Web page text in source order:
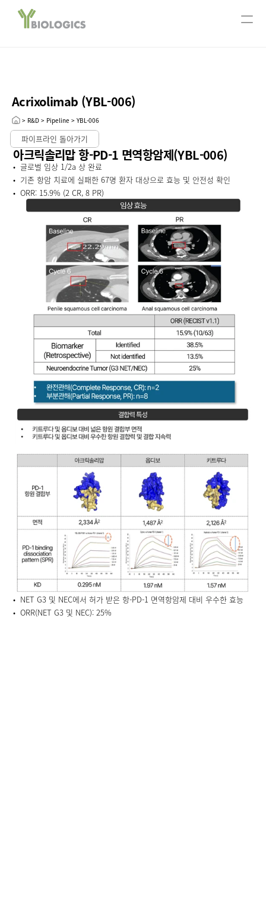
CEO message
Leadership
R&D
연구분야
Technology
Pipeline
Open Innovation
Publication
공시정보
보도자료
공지사항
Acrixolimab (YBL-006)
> R&D > Pipeline > YBL-006
파이프라인 돌아가기
아크릭솔리맙 항-PD-1 면역항암제(YBL-006)
•  글로벌 임상 1/2a 상 완료
•  기존 항암 치료에 실패한 67명 환자 대상으로 효능 및 안전성 확인
•  ORR: 15.9% (2 CR, 8 PR)
•  NET G3 및 NEC에서 허가 받은 항-PD-1 면역항암제 대비 우수한 효능
•  ORR(NET G3 및 NEC): 25%